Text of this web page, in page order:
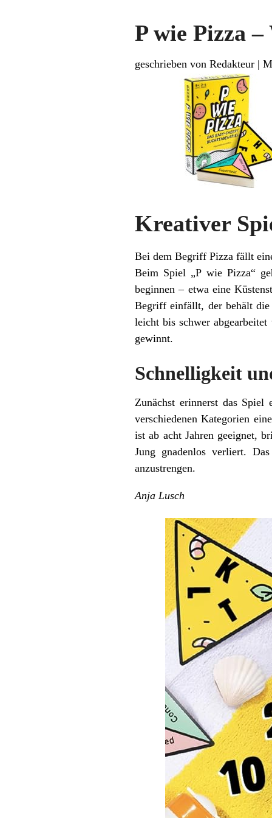
P wie Pizza
geschrieben von Redakteur |
Kreativer
Bei dem Begriff Pizza fällt
Beim Spiel „P wie Pizza“
beginnen – etwa eine
Begriff einfällt, der behält die
leicht bis schwer abgearbeitet
gewinnt.
Schnelligkeit
Zunächst erinnerst das
verschiedenen Kategorien
ist ab acht Jahren geeignet,
Jung gnadenlos verliert.
anzustrengen.
Anja Lusch